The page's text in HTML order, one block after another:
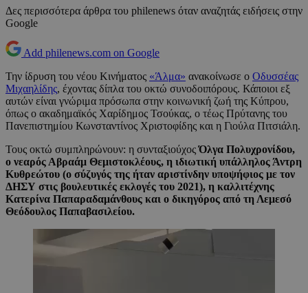
Δες περισσότερα άρθρα του philenews όταν αναζητάς ειδήσεις στην
Google
Add philenews.com on Google
Την ίδρυση του νέου Κινήματος «Άλμα» ανακοίνωσε ο Οδυσσέας
Μιχαηλίδης, έχοντας δίπλα του οκτώ συνοδοιπόρους. Κάποιοι εξ
αυτών είναι γνώριμα πρόσωπα στην κοινωνική ζωή της Κύπρου,
όπως ο ακαδημαϊκός Χαρίδημος Τσούκας, ο τέως Πρύτανης του
Πανεπιστημίου Κωνσταντίνος Χριστοφίδης και η Γιούλα Πιτσιάλη.
Τους οκτώ συμπληρώνουν: η συνταξιούχοςΌλγα Πολυχρονίδου,
ο νεαρός Αβραάμ Θεμιστοκλέους, η ιδιωτική υπάλληλος Άντρη
Κυθρεώτου (ο σύζυγός της ήταν αριστίνδην υποψήφιος με τον
ΔΗΣΥ στις βουλευτικές εκλογές του 2021), η καλλιτέχνης
Κατερίνα Παπαραδαμάνθους και ο δικηγόρος από τη Λεμεσό
Θεόδουλος Παπαβασιλείου.